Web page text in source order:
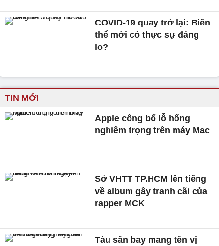
COVID-19 quay trở lại: Biến
thể mới có thực sự đáng
lo?
TIN MỚI
Apple công bố lỗ hổng
nghiêm trọng trên máy Mac
Sở VHTT TP.HCM lên tiếng
về album gây tranh cãi của
rapper MCK
Tàu sân bay mang tên vị